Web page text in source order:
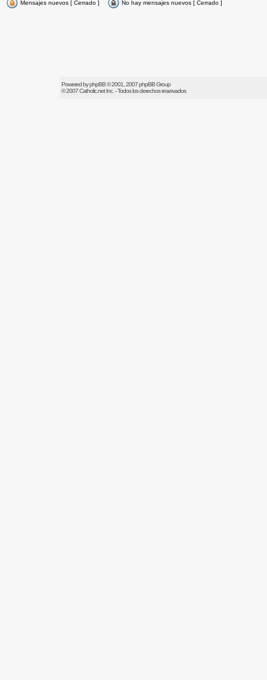
Mensajes nuevos [ Cerrado ] No hay mensajes nuevos [ Cerrado ]
Powered byphpBB© 2001, 2007 phpBB Group
© 2007Catholic.netInc. - Todos los derechos reservados